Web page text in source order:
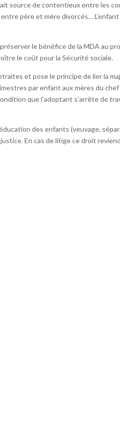
source de contentieux entre les
père et mère divorcés…
le bénéfice de la MDA au
le coût pour la Sécurité sociale.
et pose le principe de lier la
par enfant aux mères du
que l’adoptant s’arrête de
des enfants (veuvage,
En cas de litige ce droit